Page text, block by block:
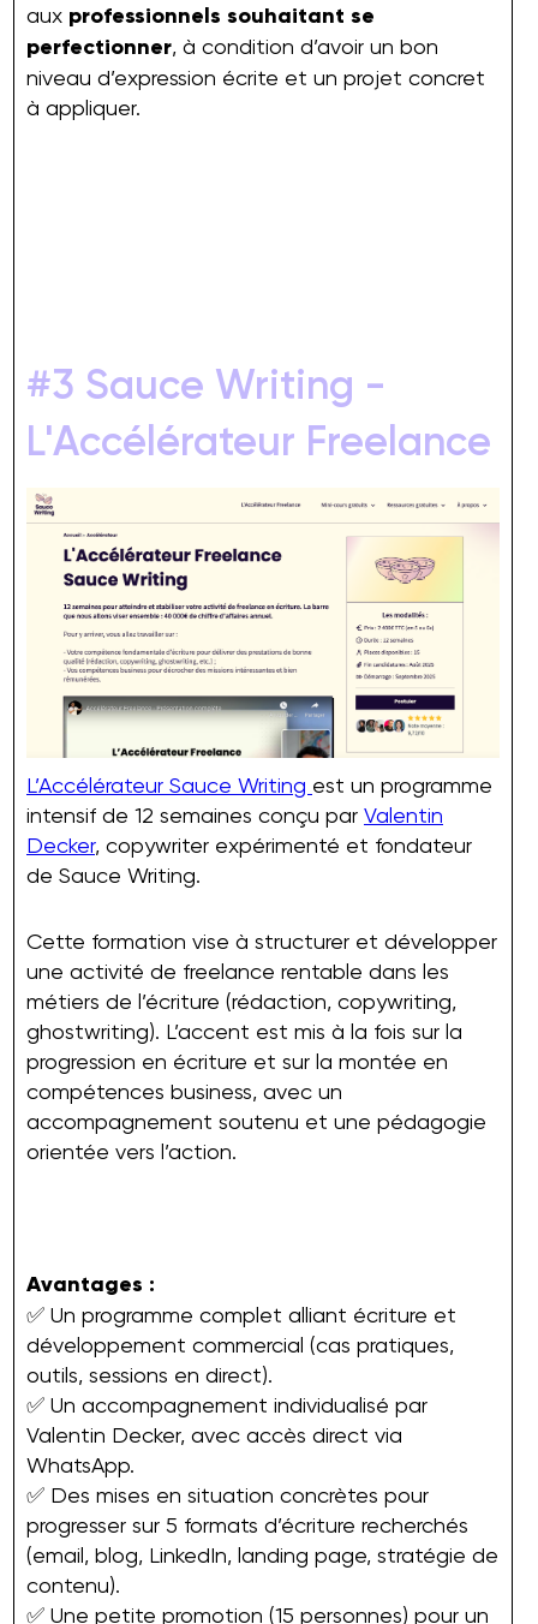
aux professionnels souhaitant se
perfectionner, à condition d’avoir un bon
niveau d’expression écrite et un projet concret
à appliquer.
#3 Sauce Writing -
L'Accélérateur Freelance
L’Accélérateur Sauce Writing est un programme
intensif de 12 semaines conçu par Valentin
Decker, copywriter expérimenté et fondateur
de Sauce Writing.
Cette formation vise à structurer et développer
une activité de freelance rentable dans les
métiers de l’écriture (rédaction, copywriting,
ghostwriting). L’accent est mis à la fois sur la
progression en écriture et sur la montée en
compétences business, avec un
accompagnement soutenu et une pédagogie
orientée vers l’action.
Avantages :
✅ Un programme complet alliant écriture et
développement commercial (cas pratiques,
outils, sessions en direct).
✅ Un accompagnement individualisé par
Valentin Decker, avec accès direct via
WhatsApp.
✅ Des mises en situation concrètes pour
progresser sur 5 formats d’écriture recherchés
(email, blog, LinkedIn, landing page, stratégie de
contenu).
✅ Une petite promotion (15 personnes) pour un